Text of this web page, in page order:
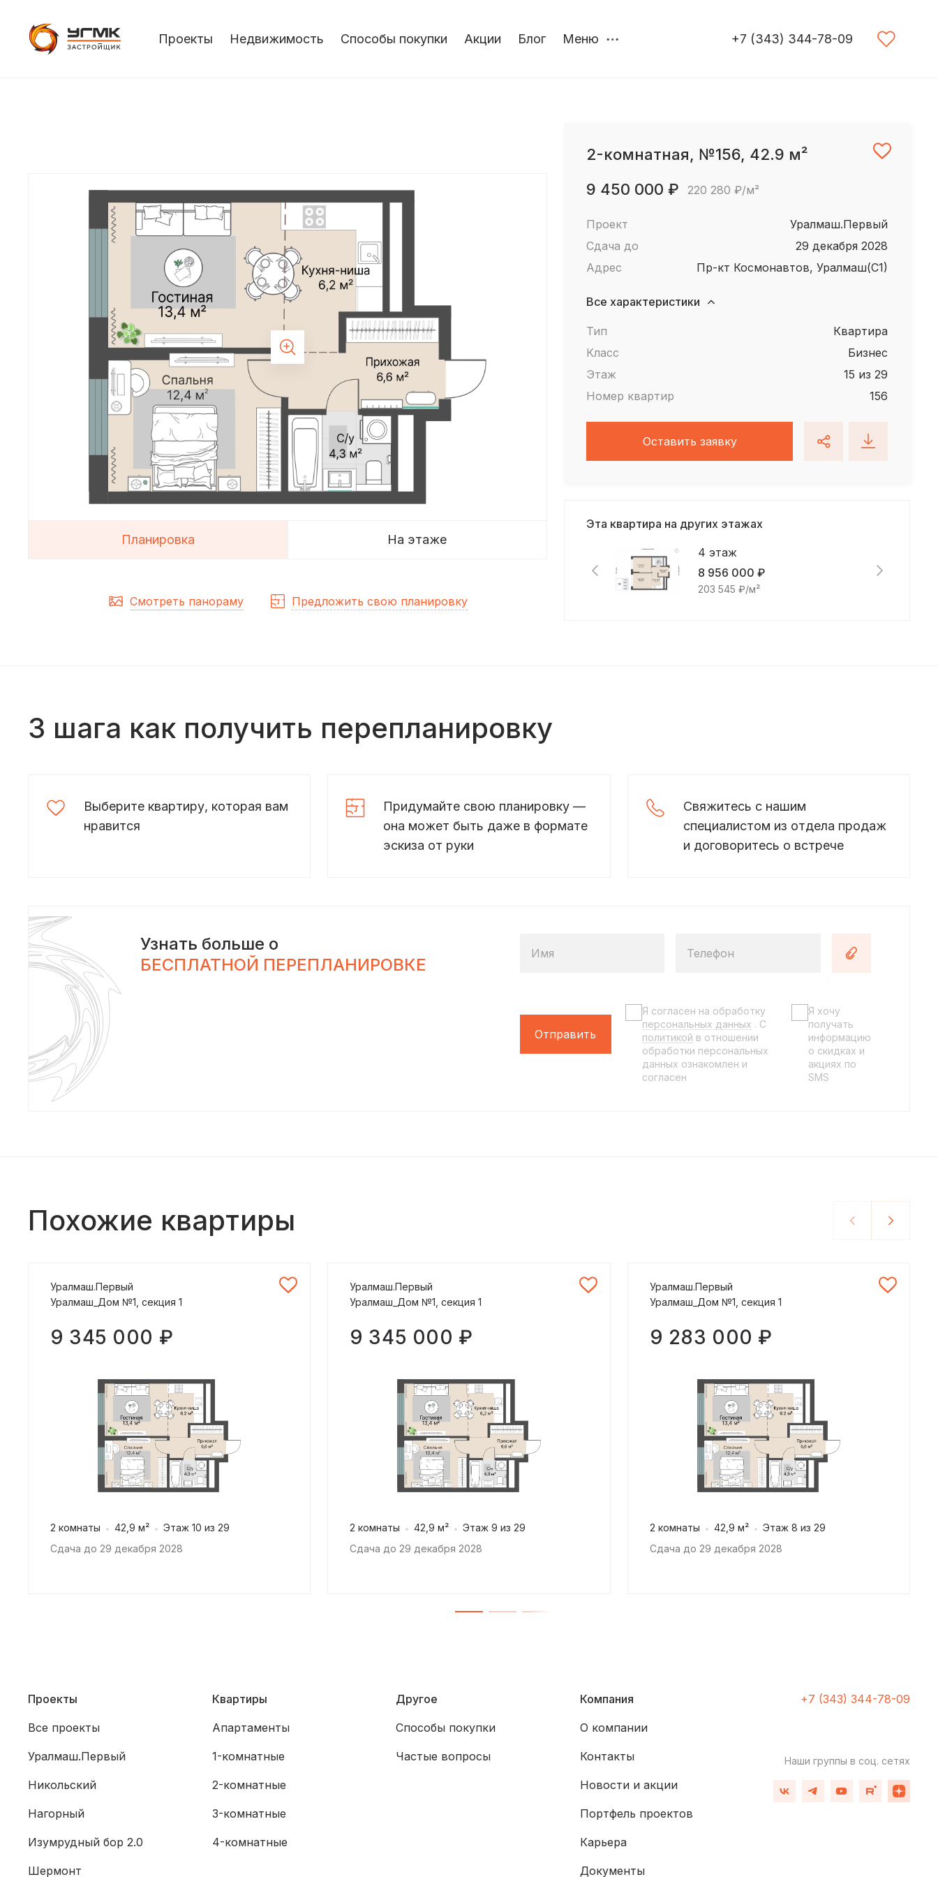
Проекты Недвижимость Способы покупки Акции Блог Меню +7 (343) 344-78-09
Планировка На этаже
Смотреть панораму Предложить свою планировку
2-комнатная, №156, 42.9 м²
9 450 000 ₽
220 280 ₽/м²
Проект
Уралмаш.Первый
Сдача до
29 декабря 2028
Адрес
пр-кт Космонавтов, Уралмаш(С1)
Все характеристики
Тип
квартира
Класс
Бизнес
Этаж
15 из 29
Номер квартир
156
Оставить заявку
Эта квартира на других этажах
4 этаж
8 956 000 ₽
203 545 ₽/м²
3 шага как получить перепланировку
Выберите квартиру, которая вам
нравится
Придумайте свою планировку —
она может быть даже в формате
эскиза от руки
Свяжитесь с нашим
специалистом из отдела продаж
и договоритесь о встрече
Узнать больше о
БЕСПЛАТНОЙ ПЕРЕПЛАНИРОВКЕ
Имя Телефон
Отправить
Я согласен на обработку
персональных данных . C
политикой в отношении
обработки персональных
данных ознакомлен и
согласен
Я хочу
получать
информацию
о скидках и
акциях по
SMS
Похожие квартиры
Уралмаш.Первый
Уралмаш_Дом №1, секция 1
9 345 000 ₽
2 комнаты 42,9 м²
Этаж 10 из 29
Сдача до 29 декабря 2028
Уралмаш.Первый
Уралмаш_Дом №1, секция 1
9 345 000 ₽
2 комнаты 42,9 м²
Этаж 9 из 29
Сдача до 29 декабря 2028
Уралмаш.Первый
Уралмаш_Дом №1, секция 1
9 283 000 ₽
2 комнаты 42,9 м²
Этаж 8 из 29
Сдача до 29 декабря 2028
Проекты
Все проекты
Уралмаш.Первый
Никольский
Нагорный
Изумрудный бор 2.0
Шермонт
Квартиры
Апартаменты
1-комнатные
2-комнатные
3-комнатные
4-комнатные
Другое
Способы покупки
Частые вопросы
Компания
О компании
Контакты
Новости и акции
Портфель проектов
Карьера
Документы
+7 (343) 344-78-09
Наши группы в соц. сетях